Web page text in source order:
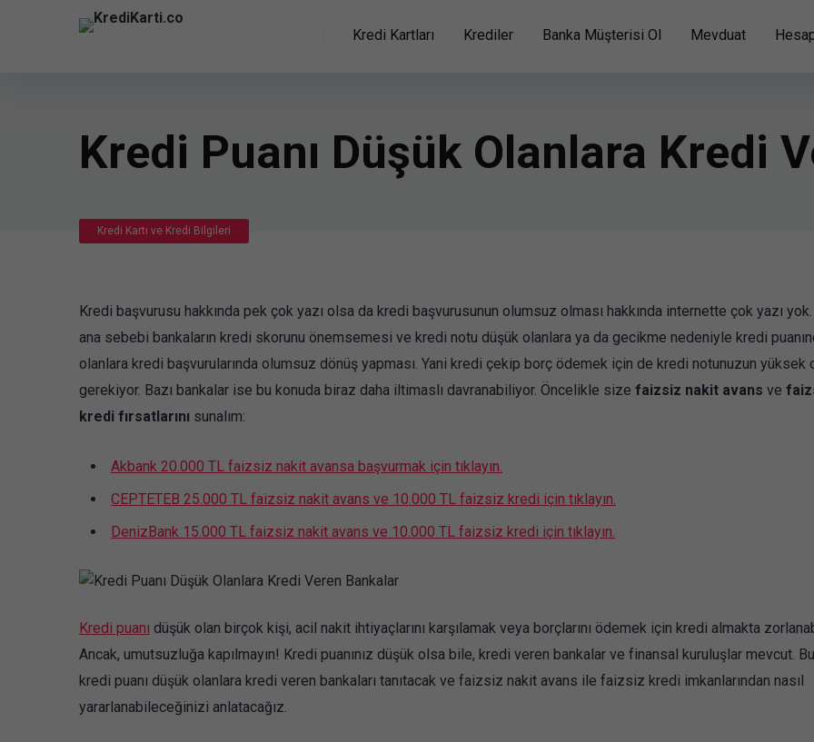
Kredi Kartları Krediler Banka Müşterisi Ol Mevduat
Kredi Puanı Düşük Olanlara Kredi
Kredi Kartı ve Kredi Bilgileri
Kredi başvurusu hakkında pek çok yazı olsa da kredi başvurusunun olumsuz olması hakkında internette çok yazı
ana sebebi bankaların kredi skorunu önemsemesi ve kredi notu düşük olanlara ya da gecikme nedeniyle kredi
olanlara kredi başvurularında olumsuz dönüş yapması. Yani kredi çekip borç ödemek için de kredi notunuzun yüksek
gerekiyor. Bazı bankalar ise bu konuda biraz daha iltimaslı davranabiliyor. Öncelikle size faizsiz nakit avans ve
kredi fırsatlarını sunalım:
Akbank 20.000 TL faizsiz nakit avansa başvurmak için tıklayın.
CEPTETEB 25.000 TL faizsiz nakit avans ve 10.000 TL faizsiz kredi için tıklayın.
DenizBank 15.000 TL faizsiz nakit avans ve 10.000 TL faizsiz kredi için tıklayın.
Kredi puanı düşük olan birçok kişi, acil nakit ihtiyaçlarını karşılamak veya borçlarını ödemek için kredi almakta
Ancak, umutsuzluğa kapılmayın! Kredi puanınız düşük olsa bile, kredi veren bankalar ve finansal kuruluşlar mevcut.
kredi puanı düşük olanlara kredi veren bankaları tanıtacak ve faizsiz nakit avans ile faizsiz kredi imkanlarından nasıl
yararlanabileceğinizi anlatacağız.